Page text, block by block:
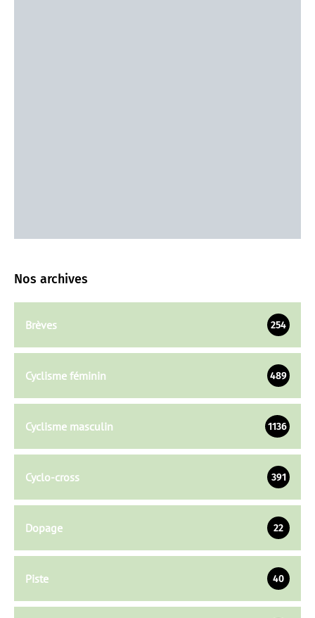
Nos archives
Brèves 254
Cyclisme féminin 489
Cyclisme masculin 1136
Cyclo-cross 391
Dopage 22
Piste 40